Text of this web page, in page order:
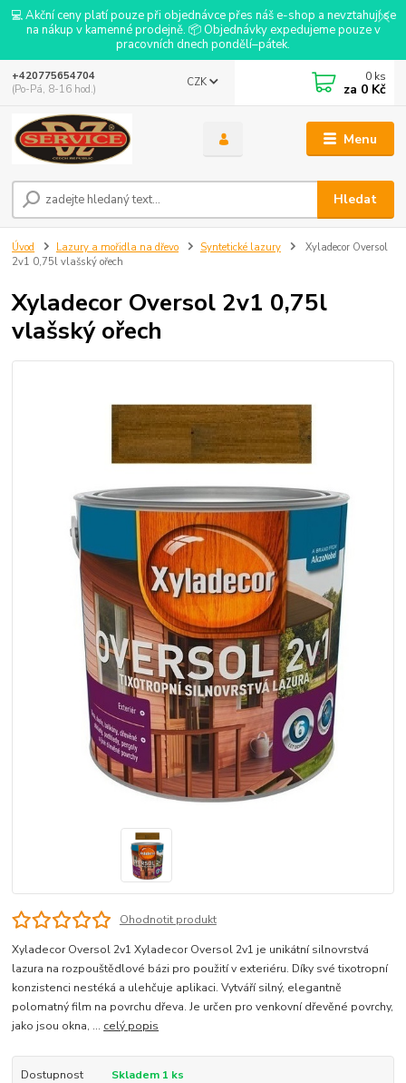
💻 Akční ceny platí pouze při objednávce přes náš e-shop a nevztahují se
na nákup v kamenné prodejně. 📦 Objednávky expedujeme pouze v
pracovních dnech pondělí–pátek.
Menu
CZK
Hledat
+420775654704
(Po-Pá, 8-16 hod.)
0 ks
za 0 Kč
Úvod Lazury a mořidla na dřevo Syntetické lazury
Xyladecor Oversol
2v1 0,75l vlašský ořech
Xyladecor Oversol 2v1 0,75l
vlašský ořech
Ohodnotit produkt
Xyladecor Oversol 2v1 Xyladecor Oversol 2v1 je unikátní silnovrstvá
lazura na rozpouštědlové bázi pro použití v exteriéru. Díky své tixotropní
konzistenci nestéká a ulehčuje aplikaci. Vytváří silný, elegantně
polomatný film na povrchu dřeva. Je určen pro venkovní dřevěné povrchy,
jako jsou okna, ... celý popis
Dostupnost
Skladem 1 ks